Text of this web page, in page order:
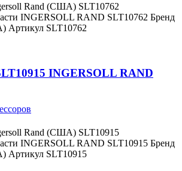
Rand (США) SLT10762
INGERSOLL RAND SLT10762 Бренд
Артикул SLT10762
INGERSOLL RAND
Rand (США) SLT10915
INGERSOLL RAND SLT10915 Бренд
Артикул SLT10915